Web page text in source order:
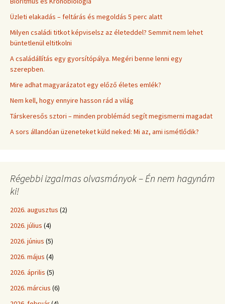
Üzleti elakadás – feltárás és megoldás 5 perc alatt
Milyen családi titkot képviselsz az életeddel? Semmit nem lehet
büntetlenül eltitkolni
A családállítás egy gyorsítópálya. Megéri benne lenni egy
szerepben.
Mire adhat magyarázatot egy előző életes emlék?
Nem kell, hogy ennyire hasson rád a világ
Társkeresős sztori – minden problémád segít megismerni magadat
A sors állandóan üzeneteket küld neked: Mi az, ami ismétlődik?
Régebbi izgalmas olvasmányok – Én nem hagynám
ki!
2026. augusztus (2)
2026. július (4)
2026. június (5)
2026. május (4)
2026. április (5)
2026. március (6)